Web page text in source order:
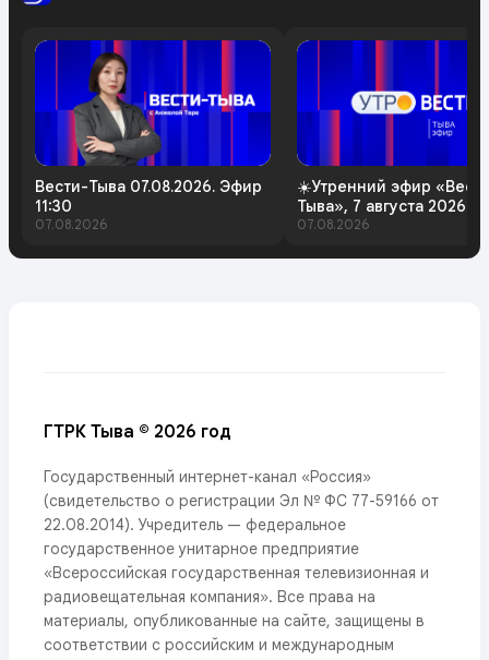
Вести-Тыва 07.08.2026. Эфир
11:30
07.08.2026
☀️Утренний эфир
Тыва», 7 августа 2026
07.08.2026
ГТРК Тыва © 2026 год
Государственный интернет-канал «Россия»
(свидетельство о регистрации Эл № ФС 77-59166 от
22.08.2014). Учредитель — федеральное
государственное унитарное предприятие
«Всероссийская государственная телевизионная и
радиовещательная компания». Все права на
материалы, опубликованные на сайте, защищены в
соответствии с российским и международным